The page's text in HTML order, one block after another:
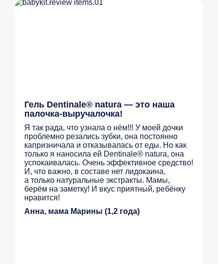
Гель Dentinale® natura — это наша
палочка-выручалочка!
Я так рада, что узнала о нём!!! У моей дочки
проблемно резались зубки, она постоянно
капризничала и отказывалась от еды. Но как
только я наносила ей Dentinale® natura, она
успокаивалась. Очень эффективное средство!
И, что важно, в составе нет лидокаина,
а только натуральные экстракты. Мамы,
берём на заметку! И вкус приятный, ребёнку
нравится!
Анна, мама Марины (1,2 года)